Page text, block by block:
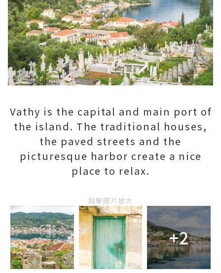
Vathy is the capital and main port of
the island. The traditional houses,
the paved streets and the
picturesque harbor create a nice
place to relax.
點擊圖片放大
+2